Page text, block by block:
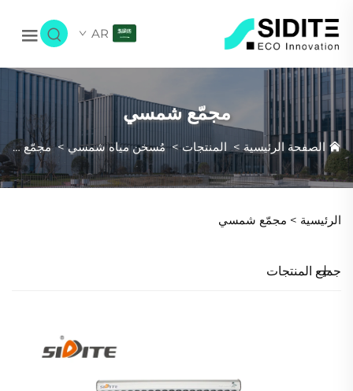
AR
مجمّع شمسي
الصفحة الرئيسية> المنتجات>مُسخن مياه شمسي> مجمّع شمسي
الرئيسية > مجمّع شمسي
جميع المنتجات